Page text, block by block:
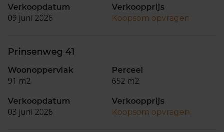
Verkoopdatum
09 juni 2026
Verkoopprijs
Koopsom opvragen
Prinsenweg 41
Woonoppervlak
91 m2
Perceel
652 m2
Verkoopdatum
03 juni 2026
Verkoopprijs
Koopsom opvragen